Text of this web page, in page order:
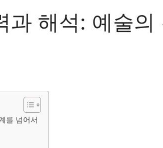
과 해석: 예술의
를 넘어서